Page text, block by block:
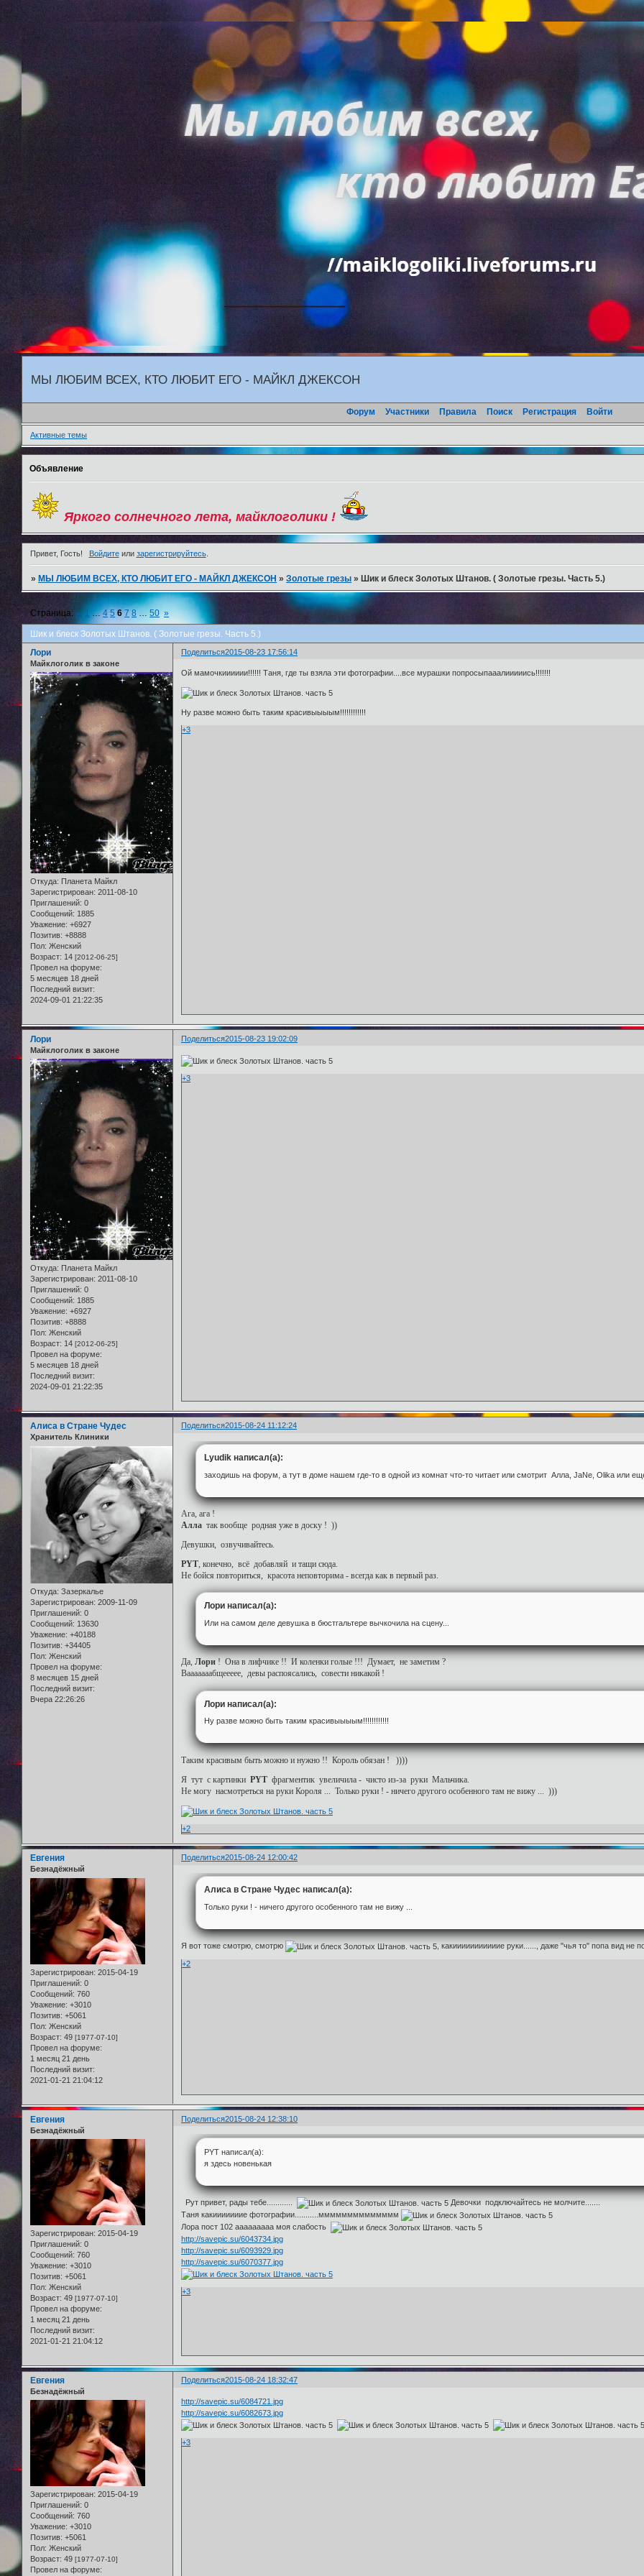
"
МЫ ЛЮБИМ ВСЕХ, КТО ЛЮБИТ ЕГО - МАЙКЛ ДЖЕКСОН
Форум Участники Правила Поиск Регистрация Войти
Активные темы
Объявление
Яркого солнечного лета, майклоголики !
Привет, Гость! Войдитеили зарегистрируйтесь.
»МЫ ЛЮБИМ ВСЕХ, КТО ЛЮБИТ ЕГО - МАЙКЛ ДЖЕКСОН »Золотые грезы »Шик и блеск Золотых Штанов. ( Золотые грезы. Часть 5.)
Шик и блеск Золотых Штанов. ( Золотые грезы. Часть 5.)
Страница:« 1 … 4 5 6 7 8 … 50 »
Поделиться2015-08-23 17:56:14
Лори
Майклоголик в законе
Откуда: Планета Майкл
Зарегистрирован: 2011-08-10
Приглашений: 0
Сообщений: 1885
Уважение: +6927
Позитив: +8888
Пол: Женский
Возраст: 14 [2012-06-25]
Провел на форуме:
5 месяцев 18 дней
Последний визит:
2024-09-01 21:22:35
Ой мамочкииииии!!!!!! Таня, где ты взяла эти фотографии....все мурашки попросыпааалииииись!!!!!!!
Ну разве можно быть таким красивыыыым!!!!!!!!!!!!
+3
Поделиться2015-08-23 19:02:09
Лори
Майклоголик в законе
Откуда: Планета Майкл
Зарегистрирован: 2011-08-10
Приглашений: 0
Сообщений: 1885
Уважение: +6927
Позитив: +8888
Пол: Женский
Возраст: 14 [2012-06-25]
Провел на форуме:
5 месяцев 18 дней
Последний визит:
2024-09-01 21:22:35
+3
Поделиться2015-08-24 11:12:24
Алиса в Стране Чудес
Хранитель Клиники
Откуда: Зазеркалье
Зарегистрирован: 2009-11-09
Приглашений: 0
Сообщений: 13630
Уважение: +40188
Позитив: +34405
Пол: Женский
Провел на форуме:
8 месяцев 15 дней
Последний визит:
Вчера 22:26:26
Lyudik написал(а):
заходишь на форум, а тут в доме нашем где-то в одной из комнат что-то читает или смотрит Алла, JaNe, Olika или
Ага, ага !
Алла так вообще родная уже в доску ! ))
Девушки, озвучивайтесь.
PYT, конечно, всё добавляй и тащи сюда.
Не бойся повториться, красота неповторима - всегда как в первый раз.
Лори написал(а):
Или на самом деле девушка в бюстгальтере вычкочила на сцену...
Да,Лори ! Она в лифчике !! И коленки голые !!! Думает, не заметим ?
Вааааааабщеееее, девы распоясались, совести никакой !
Лори написал(а):
Ну разве можно быть таким красивыыыым!!!!!!!!!!!!
Таким красивым быть можно и нужно !! Король обязан ! ))))
Я тут с картинкиPYT фрагментик увеличила - чисто из-за руки Мальчика.
Не могу насмотреться на руки Короля ... Только руки ! - ничего другого особенного там не вижу ... )))
+2
Поделиться2015-08-24 12:00:42
Евгения
Безнадёжный
Зарегистрирован: 2015-04-19
Приглашений: 0
Сообщений: 760
Уважение: +3010
Позитив: +5061
Пол: Женский
Возраст: 49 [1977-07-10]
Провел на форуме:
1 месяц 21 день
Последний визит:
2021-01-21 21:04:12
Алиса в Стране Чудес написал(а):
Только руки ! - ничего другого особенного там не вижу ...
Я вот тоже смотрю, смотрю , какииииииииииие руки......, даже "чья то" попа вид не
+2
Поделиться2015-08-24 12:38:10
Евгения
Безнадёжный
Зарегистрирован: 2015-04-19
Приглашений: 0
Сообщений: 760
Уважение: +3010
Позитив: +5061
Пол: Женский
Возраст: 49 [1977-07-10]
Провел на форуме:
1 месяц 21 день
Последний визит:
2021-01-21 21:04:12
PYT написал(а):
я здесь новенькая
Рут привет, рады тебе............
Девочки подключайтесь не молчите.......
Таня какииииииие фотографии...........мммммммммммммм
Лора пост 102 ааааааааа моя слабость
http://savepic.su/6043734.jpg
http://savepic.su/6093929.jpg
http://savepic.su/6070377.jpg
+3
Поделиться2015-08-24 18:32:47
Евгения
Безнадёжный
Зарегистрирован: 2015-04-19
Приглашений: 0
Сообщений: 760
Уважение: +3010
Позитив: +5061
Пол: Женский
Возраст: 49 [1977-07-10]
Провел на форуме:
http://savepic.su/6084721.jpg
http://savepic.su/6082673.jpg
+3